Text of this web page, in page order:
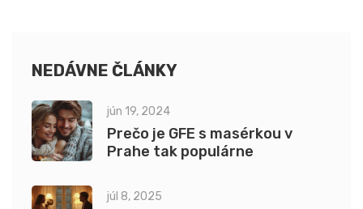
NEDÁVNE ČLÁNKY
jún 19, 2024
Prečo je GFE s masérkou v
Prahe tak populárne
júl 8, 2025